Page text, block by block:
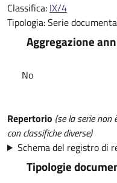
Classifica: IX/4
Tipologia:Serie
Aggregazione
No
Repertorio (se la serie non
con classifiche diverse)
Schema del registro di
Tipologie